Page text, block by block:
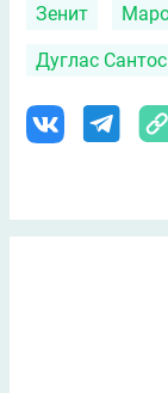
Зенит
Дуглас Сантос